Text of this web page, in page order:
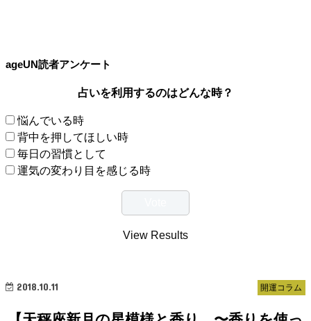
ageUN読者アンケート
占いを利用するのはどんな時？
悩んでいる時
背中を押してほしい時
毎日の習慣として
運気の変わり目を感じる時
View Results
開運コラム
2018.10.11